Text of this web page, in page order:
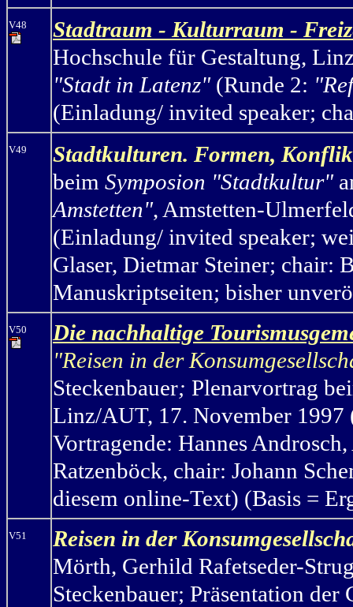
V48
Stadtraum - Kulturraum -
Hochschule für Gestaltung,
"Stadt in Latenz"(Runde 2:
(Einladung/ invited speaker;
V49
Stadtkulturen. Formen,
beim Symposion "Stadtkultur"
Amstetten", Amstetten-
(Einladung/ invited speaker;
Glaser, Dietmar Steiner; chair:
Manuskriptseiten; bisher
V50
Die nachhaltige
"Reisen in der
Steckenbauer; Plenarvortrag
Linz/AUT, 17. November 1997
Vortragende: Hannes
Ratzenböck, chair: Johann
diesem online-Text) (Basis =
V51
Reisen in der
Mörth, Gerhild Rafetseder-
Steckenbauer; Präsentation der